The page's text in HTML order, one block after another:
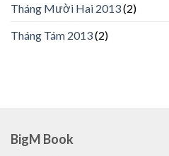
Tháng Mười Hai 2013(2)
Tháng Tám 2013(2)
BigM Book